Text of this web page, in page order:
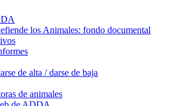
los Animales: fondo documental
de alta / darse de baja
de animales